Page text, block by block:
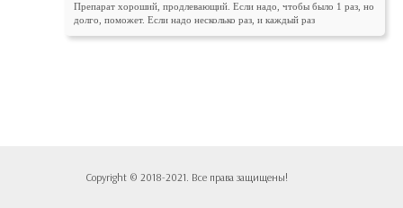
Препарат хороший, продлевающий. Если надо, чтобы было 1 раз, но
долго, поможет. Если надо несколько раз, и каждый раз
Copyright © 2018-2021. Все права защищены!